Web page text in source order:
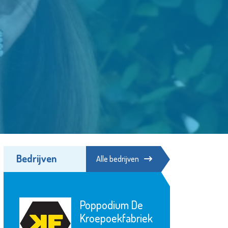
Bedrijven Alle bedrijven
Bibliotheek
Schiedam